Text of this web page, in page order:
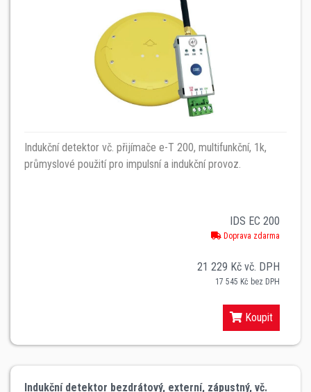
Indukční detektor vč. přijímače e-T 200, multifunkční, 1k,
průmyslové použití pro impulsní a indukční provoz.
IDS EC 200
Doprava zdarma
21 229 Kč vč. DPH
17 545 Kč bez DPH
Koupit
Indukční detektor bezdrátový, externí, zápustný, vč.